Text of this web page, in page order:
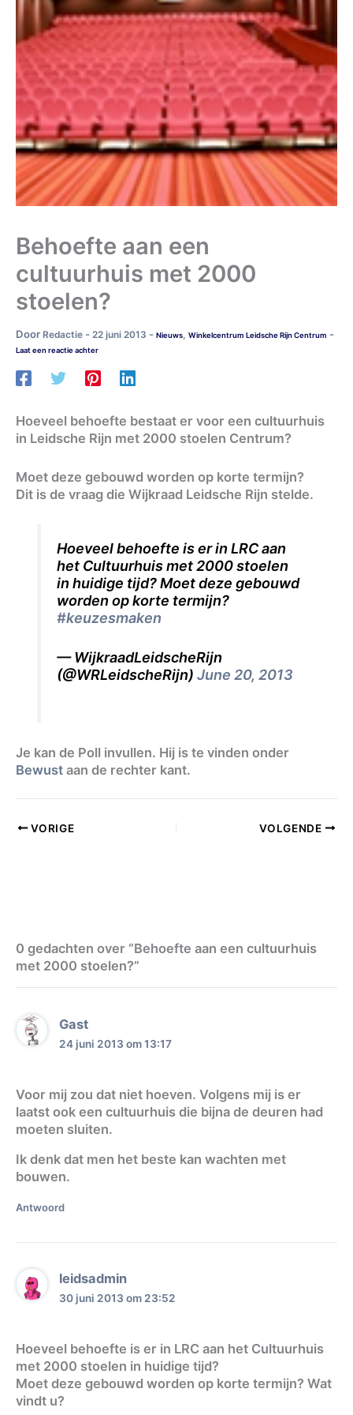
Behoefte aan een
cultuurhuis met 2000
stoelen?
Door Redactie - 22 juni 2013 - Nieuws, Winkelcentrum Leidsche Rijn Centrum -
Laat een reactie achter
Hoeveel behoefte bestaat er voor een cultuurhuis
in Leidsche Rijn met 2000 stoelen Centrum?
Moet deze gebouwd worden op korte termijn?
Dit is de vraag die Wijkraad Leidsche Rijn stelde.
Hoeveel behoefte is er in LRC aan
het Cultuurhuis met 2000 stoelen
in huidige tijd? Moet deze gebouwd
worden op korte termijn?
#keuzesmaken
— WijkraadLeidscheRijn
(@WRLeidscheRijn)June 20, 2013
Je kan de Poll invullen. Hij is te vinden onder
Bewust aan de rechter kant.
VORIGE VOLGENDE
0 gedachten over “Behoefte aan een cultuurhuis
met 2000 stoelen?”
Gast
24 juni 2013 om 13:17
Voor mij zou dat niet hoeven. Volgens mij is er
laatst ook een cultuurhuis die bijna de deuren had
moeten sluiten.
Ik denk dat men het beste kan wachten met
bouwen.
Antwoord
leidsadmin
30 juni 2013 om 23:52
Hoeveel behoefte is er in LRC aan het Cultuurhuis
met 2000 stoelen in huidige tijd?
Moet deze gebouwd worden op korte termijn? Wat
vindt u?